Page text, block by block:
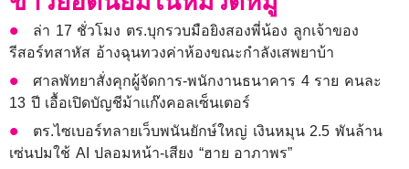
ล่า 17 ชั่วโมง ตร.บุกรวบมือยิงสองพี่น้อง ลูกเจ้าของ
รีสอร์ทสาหัส อ้างฉุนทวงค่าห้องขณะกำลังเสพยาบ้า
ศาลพัทยาสั่งคุกผู้จัดการ-พนักงานธนาคาร 4 ราย คนละ
13 ปี เอื้อเปิดบัญชีม้าแก๊งคอลเซ็นเตอร์
ตร.ไซเบอร์ทลายเว็บพนันยักษ์ใหญ่ เงินหมุน 2.5 พันล้าน
เซ่นปมใช้ AI ปลอมหน้า-เสียง “ฮาย อาภาพร”